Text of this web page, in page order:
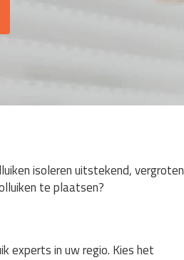
isoleren uitstekend, vergroten
te plaatsen?
experts in uw regio. Kies het